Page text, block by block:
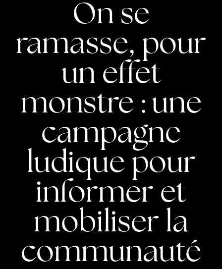
On se
ramasse, pour
un effet
monstre : une
campagne
ludique pour
informer et
mobiliser la
communauté